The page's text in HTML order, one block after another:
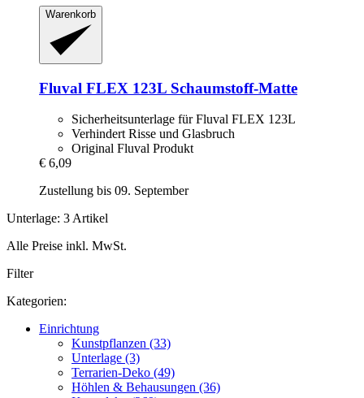
Warenkorb
Fluval FLEX 123L Schaumstoff-​Matte
Sicherheitsunterlage für Fluval FLEX 123L
Verhindert Risse und Glasbruch
Original Fluval Produkt
€ 6,09
Zustellung bis 09. September
Unterlage: 3 Artikel
Alle Preise inkl. MwSt.
Filter
Kategorien:
Einrichtung
Kunstpflanzen (33)
Unterlage (3)
Terrarien-Deko (49)
Höhlen & Behausungen (36)